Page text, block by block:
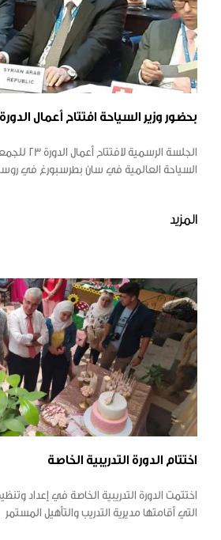
بحضور وزير السياحة افتتاح أعمال الدورة 23
الجلسة
السياحة العالمية في سان بطرسبورغ في
المزيد
اختتام الدورة التدريبية الخاصة
اختتمت الدورة التدريبية الخاصة في إعداد
التي أقامتها مديرية التدريب والتأهيل المستمر